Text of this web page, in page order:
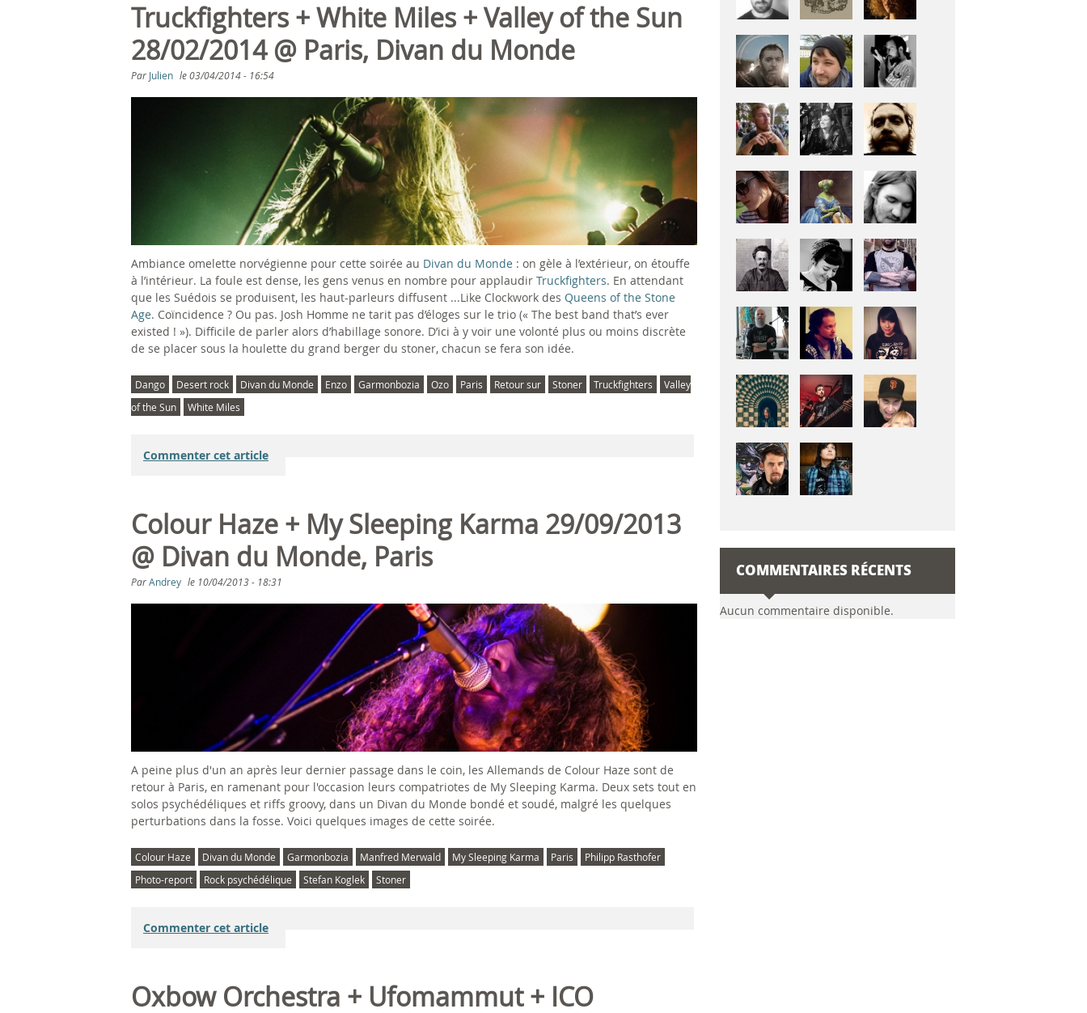
Truckfighters + White Miles + Valley of the Sun
28/02/2014 @ Paris, Divan du Monde
Par Julien le03/04/2014 - 16:54
Ambiance omelette norvégienne pour cette soirée au Divan du Monde : on gèle à l’extérieur, on étouffe
à l’intérieur. La foule est dense, les gens venus en nombre pour applaudir Truckfighters. En attendant
que les Suédois se produisent, les haut-parleurs diffusent ...Like Clockwork des Queens of the Stone
Age. Coïncidence ? Ou pas. Josh Homme ne tarit pas d’éloges sur le trio (« The best band that’s ever
existed ! »). Difficile de parler alors d’habillage sonore. D’ici à y voir une volonté plus ou moins discrète
de se placer sous la houlette du grand berger du stoner, chacun se fera son idée.
Dango Desert rock Divan du Monde Enzo Garmonbozia Ozo Paris Retour sur Stoner Truckfighters
Valley
of the Sun
White Miles
Commenter cet article
Colour Haze + My Sleeping Karma 29/09/2013
@ Divan du Monde, Paris
ParAndrey le 10/04/2013 - 18:31
A peine plus d'un an après leur dernier passage dans le coin, les Allemands de Colour Haze sont de
retour à Paris, en ramenant pour l'occasion leurs compatriotes de My Sleeping Karma. Deux sets tout en
solos psychédéliques et riffs groovy, dans un Divan du Monde bondé et soudé, malgré les quelques
perturbations dans la fosse. Voici quelques images de cette soirée.
Colour Haze Divan du Monde Garmonbozia Manfred Merwald My Sleeping Karma Paris
Philipp Rasthofer
Photo-report
Rock psychédélique Stefan Koglek Stoner
Commenter cet article
Oxbow Orchestra + Ufomammut + ICO
COMMENTAIRES RÉCENTS
Aucun commentaire disponible.